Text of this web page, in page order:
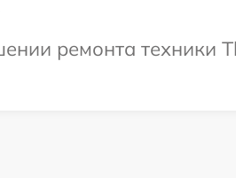
ремонта техники